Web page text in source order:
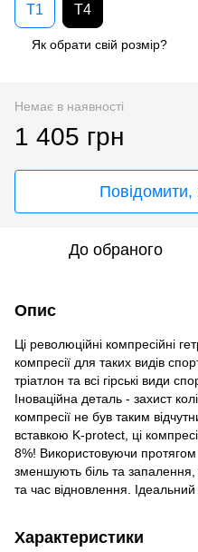
T1 T4
Як обрати свій розмір?
Немає в наявності
1 405 грн
Повідомити,
До обраного
Опис
Ці революційні компресійні
компресії для таких видів
тріатлон та всі гірські види
Іноваційна деталь - захист
компресії не був таким
вставкою K-protect, ці
8%! Використовуючи
зменшують біль та запалення,
та час відновлення. Ідеальний
Характеристики